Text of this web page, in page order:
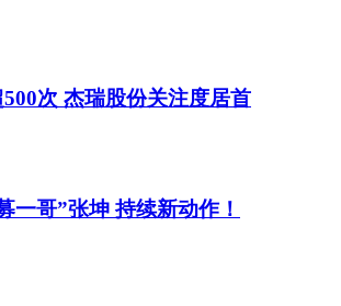
次 杰瑞股份关注度居首
一哥”张坤 持续新动作！